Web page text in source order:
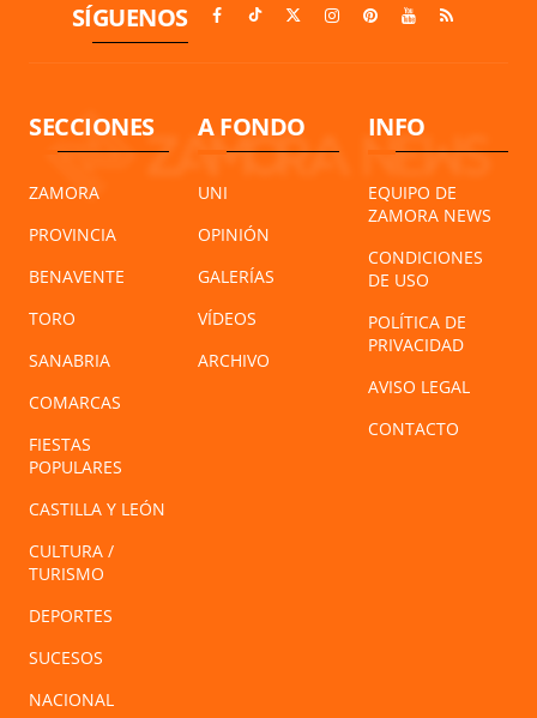
SÍGUENOS
SECCIONES
ZAMORA
PROVINCIA
BENAVENTE
TORO
SANABRIA
COMARCAS
FIESTAS
POPULARES
CASTILLA Y LEÓN
CULTURA /
TURISMO
DEPORTES
SUCESOS
NACIONAL
A FONDO
UNI
OPINIÓN
GALERÍAS
VÍDEOS
ARCHIVO
INFO
EQUIPO DE
ZAMORA NEWS
CONDICIONES
DE USO
POLÍTICA DE
PRIVACIDAD
AVISO LEGAL
CONTACTO